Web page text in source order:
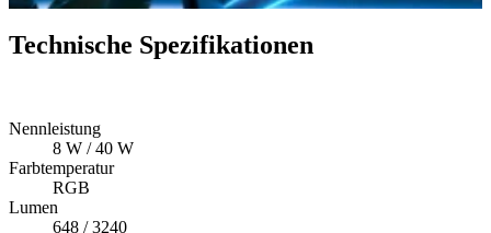
Technische Spezifikationen
Nennleistung
8 W / 40 W
Farbtemperatur
RGB
Lumen
648 / 3240